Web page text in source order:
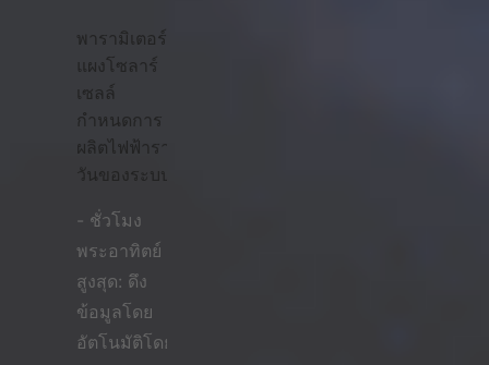
พารามิเตอร์
แผงโซลาร์
เซลล์
กำหนดการ
ผลิตไฟฟ้าราย
วันของระบบ
- ชั่วโมง
พระอาทิตย์
สูงสุด: ดึง
ข้อมูลโดย
อัตโนมัติโดย